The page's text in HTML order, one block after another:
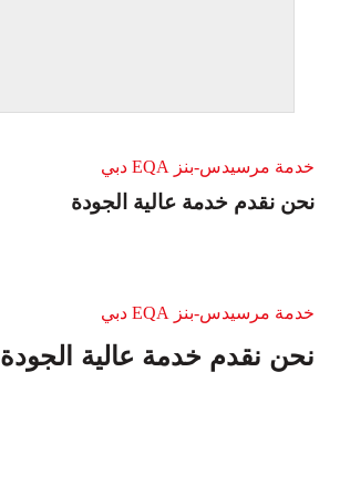
خدمة مرسيدس-بنز EQA دبي
نحن نقدم خدمة عالية الجودة
خدمة مرسيدس-بنز EQA دبي
نحن نقدم خدمة عالية الجودة